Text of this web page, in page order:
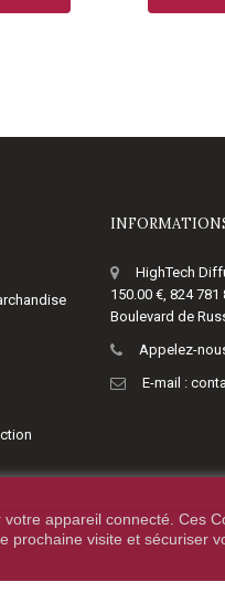
HighTech
150.00 €, 824 781
Boulevard de
Appelez-
E-mail :
appareil connecté. Ces
visite et sécuriser